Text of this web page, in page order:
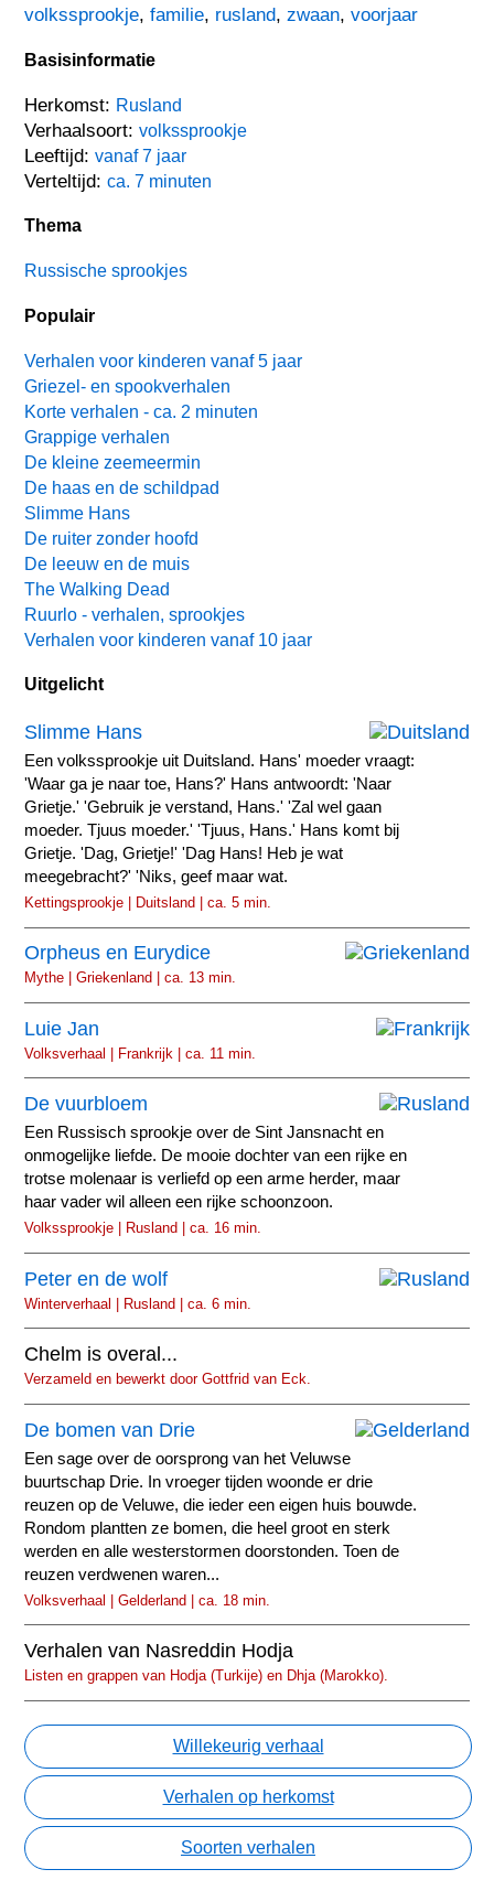
volkssprookje,familie, rusland,zwaan,voorjaar
Basisinformatie
Herkomst: Rusland
Verhaalsoort:volkssprookje
Leeftijd:vanaf 7 jaar
Verteltijd:ca. 7 minuten
Thema
Russische sprookjes
Populair
Verhalen voor kinderen vanaf 5 jaar
Griezel- en spookverhalen
Korte verhalen - ca. 2 minuten
Grappige verhalen
De kleine zeemeermin
De haas en de schildpad
Slimme Hans
De ruiter zonder hoofd
De leeuw en de muis
The Walking Dead
Ruurlo - verhalen, sprookjes
Verhalen voor kinderen vanaf 10 jaar
Uitgelicht
Slimme Hans
Een volkssprookje uit Duitsland. Hans' moeder vraagt:
'Waar ga je naar toe, Hans?' Hans antwoordt: 'Naar
Grietje.' 'Gebruik je verstand, Hans.' 'Zal wel gaan
moeder. Tjuus moeder.' 'Tjuus, Hans.' Hans komt bij
Grietje. 'Dag, Grietje!' 'Dag Hans! Heb je wat
meegebracht?' 'Niks, geef maar wat.
Kettingsprookje | Duitsland | ca. 5 min.
Orpheus en Eurydice
Mythe | Griekenland | ca. 13 min.
Luie Jan
Volksverhaal | Frankrijk | ca. 11 min.
De vuurbloem
Een Russisch sprookje over de Sint Jansnacht en
onmogelijke liefde. De mooie dochter van een rijke en
trotse molenaar is verliefd op een arme herder, maar
haar vader wil alleen een rijke schoonzoon.
Volkssprookje | Rusland | ca. 16 min.
Peter en de wolf
Winterverhaal | Rusland | ca. 6 min.
Chelm is overal...
Verzameld en bewerkt door Gottfrid van Eck.
De bomen van Drie
Een sage over de oorsprong van het Veluwse
buurtschap Drie. In vroeger tijden woonde er drie
reuzen op de Veluwe, die ieder een eigen huis bouwde.
Rondom plantten ze bomen, die heel groot en sterk
werden en alle westerstormen doorstonden. Toen de
reuzen verdwenen waren...
Volksverhaal | Gelderland | ca. 18 min.
Verhalen van Nasreddin Hodja
Listen en grappen van Hodja (Turkije) en Dhja (Marokko).
Willekeurig verhaal
Verhalen op herkomst
Soorten verhalen